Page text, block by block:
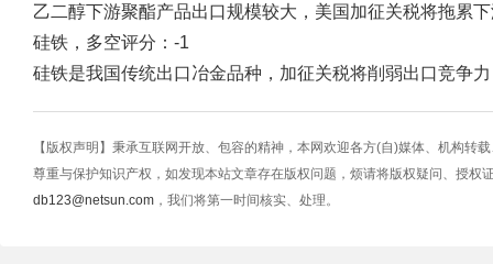
乙二醇下游聚酯产品出口规模较大，美国加征关税将拖累
硅铁，多空评分：-1
硅铁是我国传统出口冶金品种，加征关税将削弱出口竞争
【版权声明】秉承互联网开放、包容的精神，本网欢迎各方(自)媒体、机构转
尊重与保护知识产权，如发现本站文章存在版权问题，烦请将版权疑问、授权
db123@netsun.com ，我们将第一时间核实、处理。